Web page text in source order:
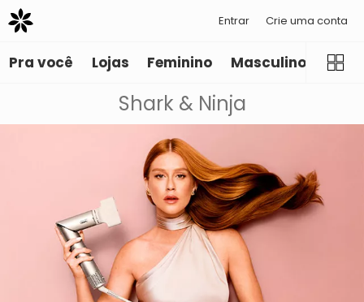
Entrar Crie uma conta
Pra você Lojas Feminino Masculino
Shark & Ninja